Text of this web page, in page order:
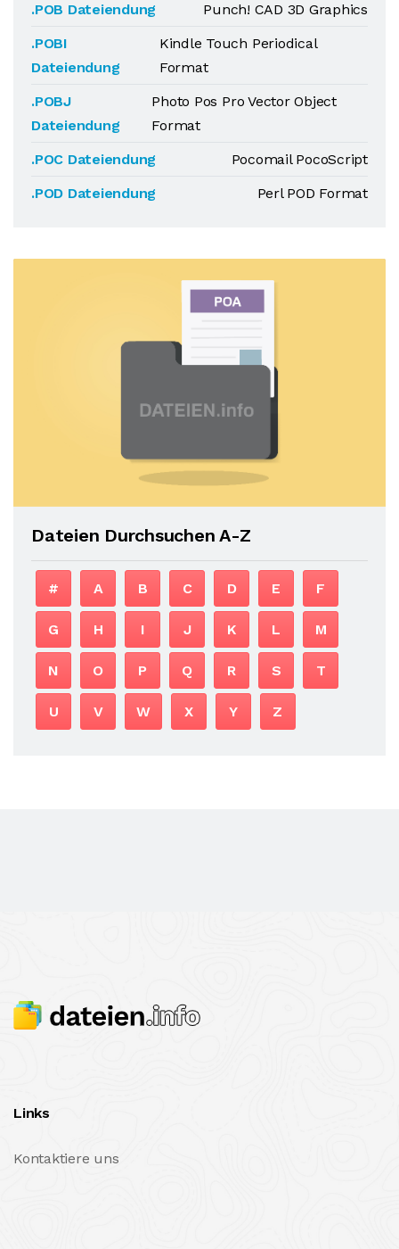
.POB Dateiendung
Punch! CAD 3D Graphics
.POBI
Dateiendung
Kindle Touch Periodical
Format
.POBJ
Dateiendung
Photo Pos Pro Vector Object
Format
.POC Dateiendung
Pocomail PocoScript
.POD Dateiendung
Perl POD Format
Dateien Durchsuchen A-Z
# A B C D E F
G H I J K L M
N O P Q R S T
U V W X Y Z
Links
Kontaktiere uns